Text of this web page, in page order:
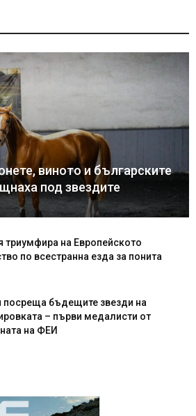
виното и българските
под звездите
триумфира на Европейското
по всестранна езда за понита
бъдещите звезди на
– първи медалисти от
на ФЕИ